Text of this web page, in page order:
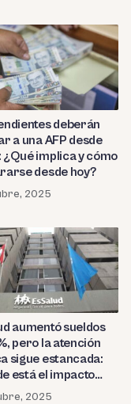
deberán
a una AFP desde
implica y cómo
desde hoy?
2025
aumentó sueldos
pero la atención
sigue estancada:
está el impacto
2025